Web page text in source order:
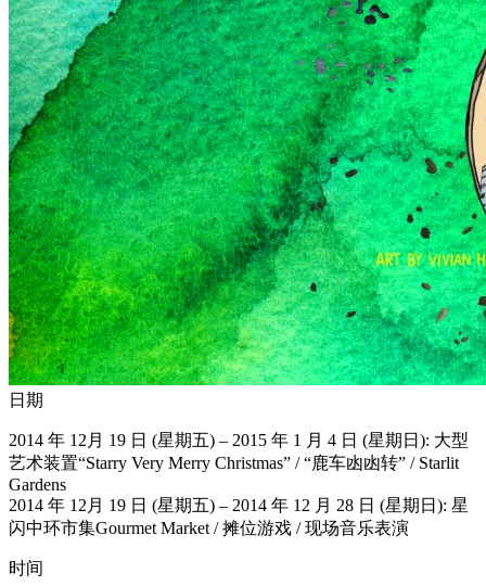
日期
2014 年 12月 19 日 (星期五) – 2015 年 1 月 4 日 (星期日): 大型
艺术装置“Starry Very Merry Christmas” / “鹿车凼凼转” / Starlit
Gardens
2014 年 12月 19 日 (星期五) – 2014 年 12 月 28 日 (星期日): 星
闪中环市集Gourmet Market / 摊位游戏 / 现场音乐表演
时间